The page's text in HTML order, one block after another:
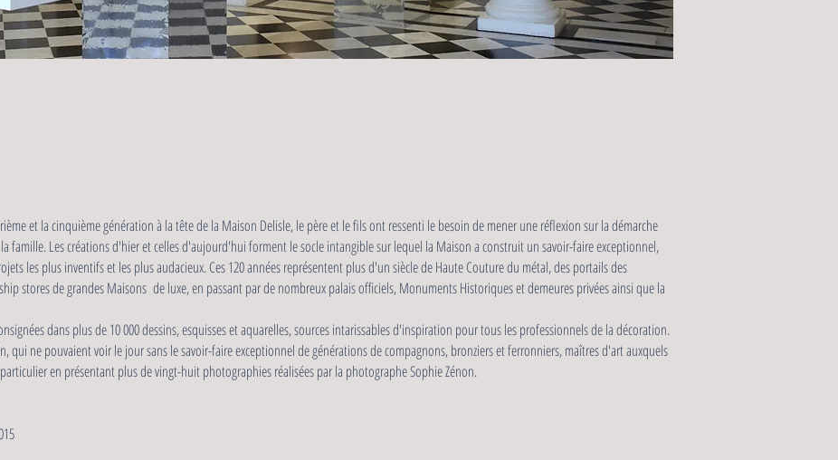
et la cinquième génération à la tête de la Maison Delisle, le père et le fils ont ressenti le besoin de mener une réflexion sur la démarche
famille. Les créations d'hier et celles d'aujourd'hui forment le socle intangible sur lequel la Maison a construit un savoir-faire exceptionnel,
les plus inventifs et les plus audacieux. Ces 120 années représentent plus d'un siècle de Haute Couture du métal, des portails des
stores de grandes Maisons de luxe, en passant par de nombreux palais officiels, Monuments Historiques et demeures privées ainsi que la
dans plus de 10 000 dessins, esquisses et aquarelles, sources intarissables d'inspiration pour tous les professionnels de la décoration.
qui ne pouvaient voir le jour sans le savoir-faire exceptionnel de générations de compagnons, bronziers et ferronniers, maîtres d'art auxquels
en présentant plus de vingt-huit photographies réalisées par la photographe Sophie Zénon.